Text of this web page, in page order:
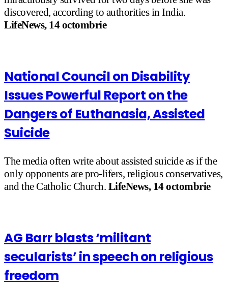
discovered, according to authorities in India.
LifeNews, 14 octombrie
National Council on Disability
Issues Powerful Report on the
Dangers of Euthanasia, Assisted
Suicide
The media often write about assisted suicide as if the
only opponents are pro-lifers, religious conservatives,
and the Catholic Church. LifeNews, 14 octombrie
AG Barr blasts ‘militant
secularists’ in speech on religious
freedom